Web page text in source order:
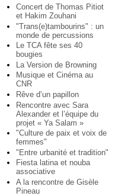
Concert de Thomas Pitiot
et Hakim Zouhani
"Trans(e)tambourins" : un
monde de percussions
Le TCA fête ses 40
bougies
La Version de Browning
Musique et Cinéma au
CNR
Rêve d’un papillon
Rencontre avec Sara
Alexander et l’équipe du
projet « Ya Salam »
"Culture de paix et voix de
femmes"
"Entre urbanité et tradition"
Fiesta latina et nouba
associative
A la rencontre de Gisèle
Pineau